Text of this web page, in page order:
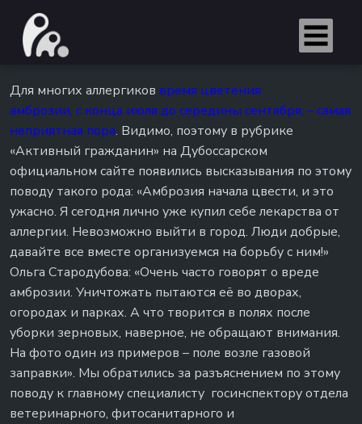
Для многих аллергиков время цветения
амброзии, с конца июля до середины сентября, – самая
неприятная пора. Видимо, поэтому в рубрике
«Активный гражданин» на Дубоссарском
официальном сайте появились высказывания по этому
поводу такого рода: «Амброзия начала цвести, и это
ужасно. Я сегодня лично уже купил себе лекарства от
аллергии. Невозможно выйти в город. Люди добрые,
давайте все вместе организуемся на борьбу с ним!»
Ольга Стародубова: «Очень часто говорят о вреде
амброзии. Уничтожать пытаются её во дворах,
огородах и парках. А что творится в полях после
уборки зерновых, наверное, не обращают внимания.
На фото один из примеров – поле возле газовой
заправки». Мы обратились за разъяснением по этому
поводу к главному специалисту госинспектору отдела
ветеринарного, фитосанитарного и